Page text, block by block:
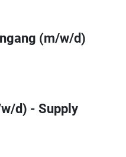
(m/w/d)
d) - Supply